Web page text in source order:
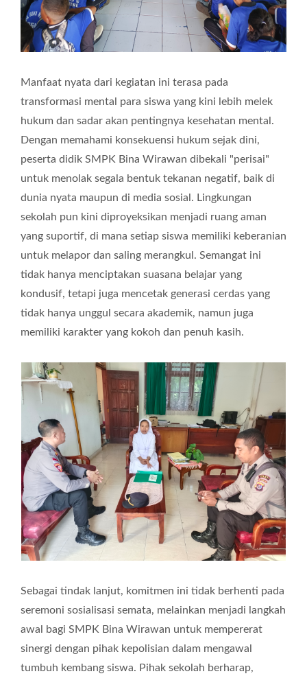
Manfaat nyata dari kegiatan ini terasa pada
transformasi mental para siswa yang kini lebih melek
hukum dan sadar akan pentingnya kesehatan mental.
Dengan memahami konsekuensi hukum sejak dini,
peserta didik SMPK Bina Wirawan dibekali "perisai"
untuk menolak segala bentuk tekanan negatif, baik di
dunia nyata maupun di media sosial. Lingkungan
sekolah pun kini diproyeksikan menjadi ruang aman
yang suportif, di mana setiap siswa memiliki keberanian
untuk melapor dan saling merangkul. Semangat ini
tidak hanya menciptakan suasana belajar yang
kondusif, tetapi juga mencetak generasi cerdas yang
tidak hanya unggul secara akademik, namun juga
memiliki karakter yang kokoh dan penuh kasih.
Sebagai tindak lanjut, komitmen ini tidak berhenti pada
seremoni sosialisasi semata, melainkan menjadi langkah
awal bagi SMPK Bina Wirawan untuk mempererat
sinergi dengan pihak kepolisian dalam mengawal
tumbuh kembang siswa. Pihak sekolah berharap,